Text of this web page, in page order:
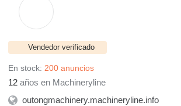
Vendedor verificado
En stock: 200 anuncios
12 años en Machineryline
outongmachinery.machineryline.info